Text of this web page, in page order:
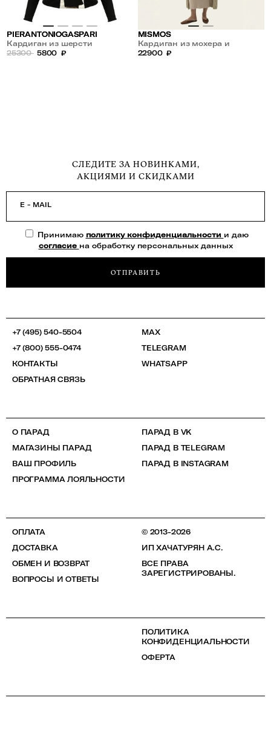
PIERANTONIOGASPARI
Кардиган из шерсти
25300 5800 ₽
MISMOS
Кардиган из мохера и
кашемира
22900 ₽
СЛЕДИТЕ ЗА НОВИНКАМИ,
АКЦИЯМИ И СКИДКАМИ
E - MAIL
Принимаю политику конфиденциальности и даю
согласие на обработку персональных данных
ОТПРАВИТЬ
+7 (495) 540-5504
+7 (800) 555-0474
КОНТАКТЫ
ОБРАТНАЯ СВЯЗЬ
MAX
TELEGRAM
WHATSAPP
О ПАРАД
МАГАЗИНЫ ПАРАД
ВАШ ПРОФИЛЬ
ПРОГРАММА ЛОЯЛЬНОСТИ
ПАРАД В VK
ПАРАД В TELEGRAM
ПАРАД В INSTAGRAM
ОПЛАТА
ДОСТАВКА
ОБМЕН И ВОЗВРАТ
ВОПРОСЫ И ОТВЕТЫ
© 2013-2026
ИП ХАЧАТУРЯН А.С.
ВСЕ ПРАВА
ЗАРЕГИСТРИРОВАНЫ.
ПОЛИТИКА
КОНФИДЕНЦИАЛЬНОСТИ
ОФЕРТА